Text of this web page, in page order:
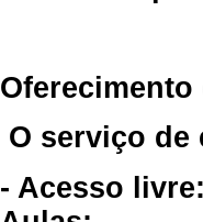
O serviço de
- Acesso